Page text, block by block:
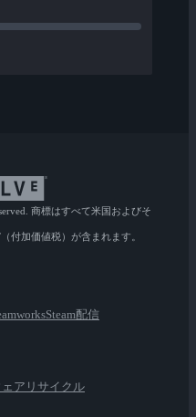
商標はすべて米国およびそ
付加価値税）が含まれます。
Steam配信
ア リサイクル